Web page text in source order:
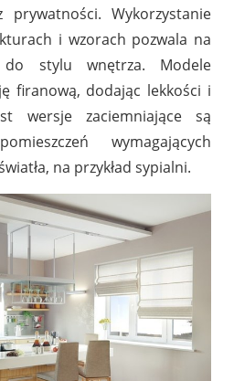
prywatności. Wykorzystanie
i wzorach pozwala na
do stylu wnętrza. Modele
firanową, dodając lekkości i
wersje zaciemniające są
wymagających
na przykład sypialni.